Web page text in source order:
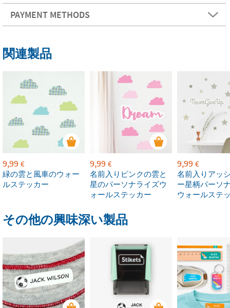
PAYMENT METHODS
関連製品
9,99 €
緑の雲と風車のウォー
ルステッカー
9,99 €
名前入りピンクの雲と
星のパーソナライズウ
ォールステッカー
9,99 €
名前入りアッ
ー星柄パーソ
ウォールステ
その他の興味深い製品